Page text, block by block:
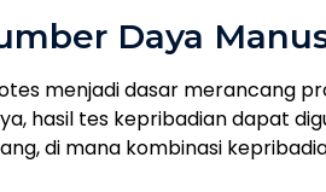
Daya
menjadi dasar merancang
hasil tes kepribadian dapat
di mana kombinasi